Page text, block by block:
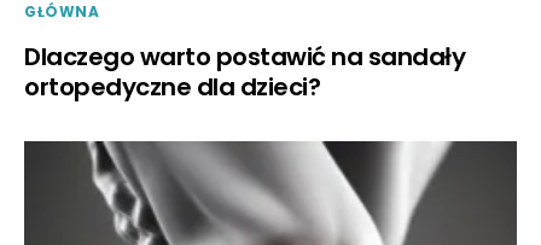
GŁÓWNA
Dlaczego warto postawić na sandały
ortopedyczne dla dzieci?